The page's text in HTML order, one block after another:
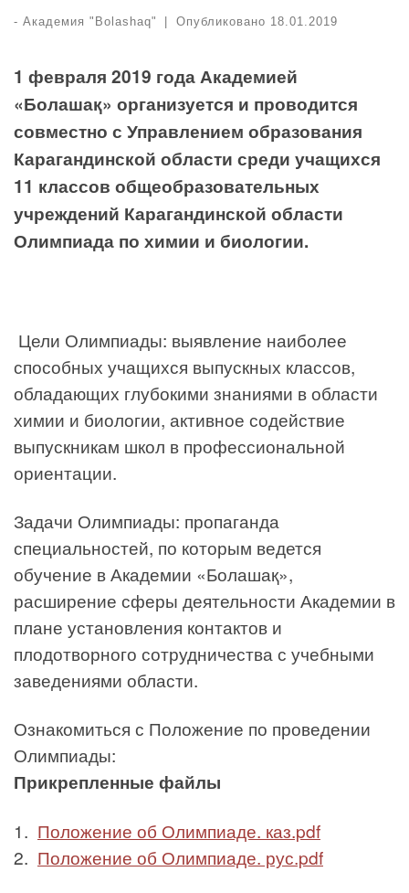
- Академия "Bolashaq" Опубликовано 18.01.2019
1 февраля 2019 года Академией
«Болашақ» организуется и проводится
совместно с Управлением образования
Карагандинской области среди учащихся
11 классов общеобразовательных
учреждений Карагандинской области
Олимпиада по химии и биологии.
​ Цели Олимпиады: выявление наиболее
способных учащихся выпускных классов,
обладающих глубокими знаниями в области
химии и биологии, активное содействие
выпускникам школ в профессиональной
ориентации.
Задачи Олимпиады: пропаганда
специальностей, по которым ведется
обучение в Академии «Болашақ»,
расширение сферы деятельности Академии в
плане установления контактов и
плодотворного сотрудничества с учебными
заведениями области.
Ознакомиться с Положение по проведении
Олимпиады:
Прикрепленные файлы
1. Положение об Олимпиаде. каз.pdf
2. Положение об Олимпиаде. рус.pdf